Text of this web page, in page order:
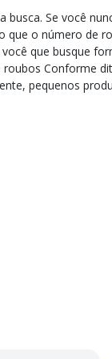
busca. Se você
o número de
que busque
Conforme
pequenos